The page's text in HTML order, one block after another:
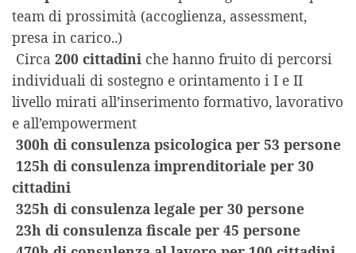
team di prossimità (accoglienza, assessment,
presa in carico..)
Circa 200 cittadini che hanno fruito di percorsi
individuali di sostegno e orintamento i I e II
livello mirati all’inserimento formativo, lavorativo
e all’empowerment
300h di consulenza psicologica per 53 persone
125h di consulenza imprenditoriale per 30
cittadini
325h di consulenza legale per 30 persone
23h di consulenza fiscale per 45 persone